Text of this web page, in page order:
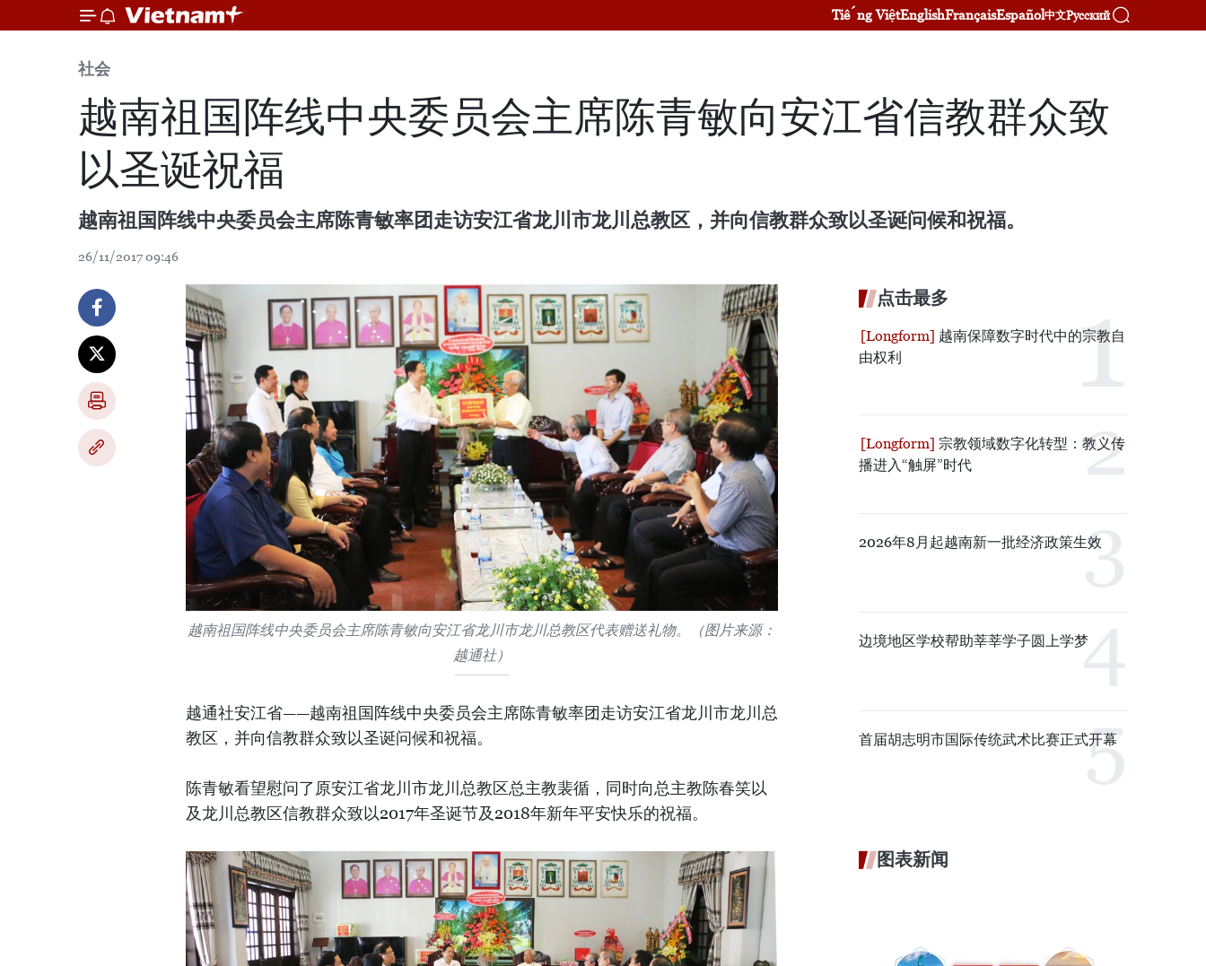
Tiếng ViệtEnglishFrançaisEspañol中文Русский
社会
越南祖国阵线中央委员会主席陈青敏向安江省信教群众致
以圣诞祝福
越南祖国阵线中央委员会主席陈青敏率团走访安江省龙川市龙川总教区，并向信教群众致以圣诞问候和祝福。
26/11/2017 09:46
越南祖国阵线中央委员会主席陈青敏向安江省龙川市龙川总教区代表赠送礼物。（图片来源：
越通社）
越通社安江省——越南祖国阵线中央委员会主席陈青敏率团走访安江省龙川市龙川总
教区，并向信教群众致以圣诞问候和祝福。
陈青敏看望慰问了原安江省龙川市龙川总教区总主教裴循，同时向总主教陈春笑以
及龙川总教区信教群众致以2017年圣诞节及2018年新年平安快乐的祝福。
点击最多
越南保障数字时代中的宗教自
由权利
宗教领域数字化转型：教义传
播进入“触屏”时代
2026年8月起越南新一批经济政策生效
边境地区学校帮助莘莘学子圆上学梦
首届胡志明市国际传统武术比赛正式开幕
图表新闻